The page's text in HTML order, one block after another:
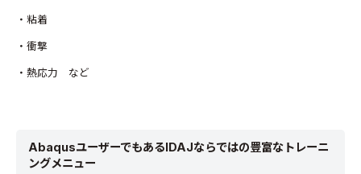
・粘着
・衝撃
・熱応力 など
AbaqusユーザーでもあるIDAJならではの豊富なトレーニ
ングメニュー